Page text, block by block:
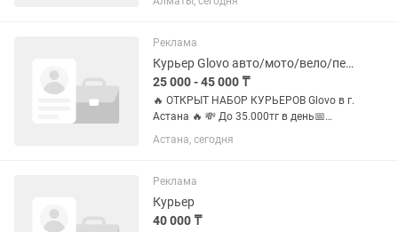
еркіндік пен жайлылықты, сондай-ақ
жұмысты ұсынамыз! 🛵🍔 Неліктен...
Реклама
Курьер Glovo авто/мото/вело/пеший
25 000 - 45 000 ₸
🔥 ОТКРЫТ НАБОР КУРЬЕРОВ Glovo в г.
Астана 🔥 💸 До 35.000тг в день📅
Свободный график📲 Работа через
приложение 24/7 🚘 Требуются:• Авто
Астана, сегодня
Реклама
Курьер
40 000 ₸